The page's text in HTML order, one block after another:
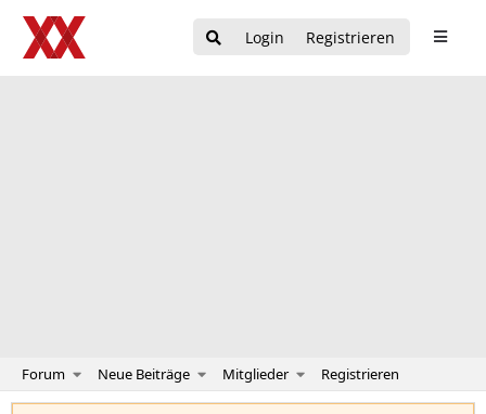
Login Registrieren
Forum Neue Beiträge Mitglieder Registrieren